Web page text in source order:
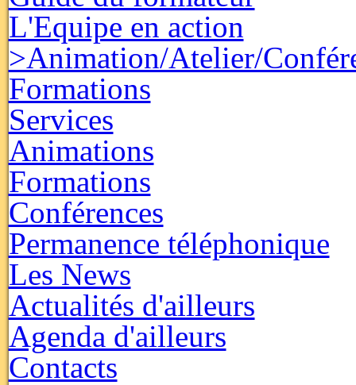
L'Equipe en action
>Animation/Atelier/
Formations
Services
Animations
Formations
Conférences
Permanence téléphonique
Les News
Actualités d'ailleurs
Agenda d'ailleurs
Contacts